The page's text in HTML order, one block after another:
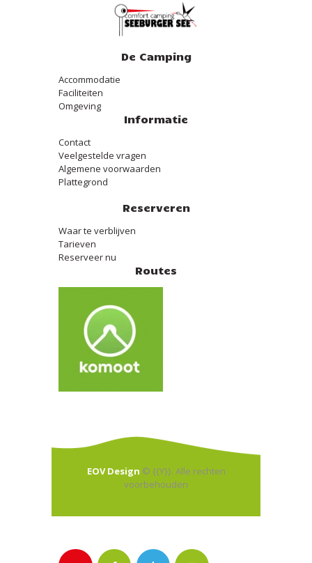
De Camping
Accommodatie
Faciliteiten
Omgeving
Informatie
Contact
Veelgestelde vragen
Algemene voorwaarden
Plattegrond
Reserveren
Waar te verblijven
Tarieven
Reserveer nu
Routes
EOV Design © {{Y}}. Alle rechten
voorbehouden